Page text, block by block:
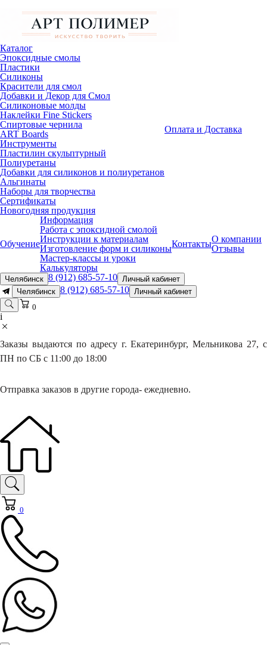
Каталог
Эпоксидные смолы
Пластики
Силиконы
Красители для смол
Добавки и Декор для Смол
Силиконовые молды
Наклейки Fine Stickers
Спиртовые чернила
ART Boards
Инструменты
Пластилин скульптурный
Полиуретаны
Добавки для силиконов и полиуретанов
Альгинаты
Наборы для творчества
Сертификаты
Новогодняя продукция
Оплата и Доставка
Обучение
Информация
Работа с эпоксидной смолой
Инструкции к материалам
Изготовление форм и силиконы
Мастер-классы и уроки
Калькуляторы
КонтактыО компании
Отзывы
Челябинск 8 (912) 685-57-10 Личный кабинет
Челябинск 8 (912) 685-57-10 Личный кабинет
0
i
Заказы выдаются по адресу г. Екатеринбург, Мельникова 27, с
ПН по СБ с 11:00 до 18:00
Отправка заказов в другие города- ежедневно.
0